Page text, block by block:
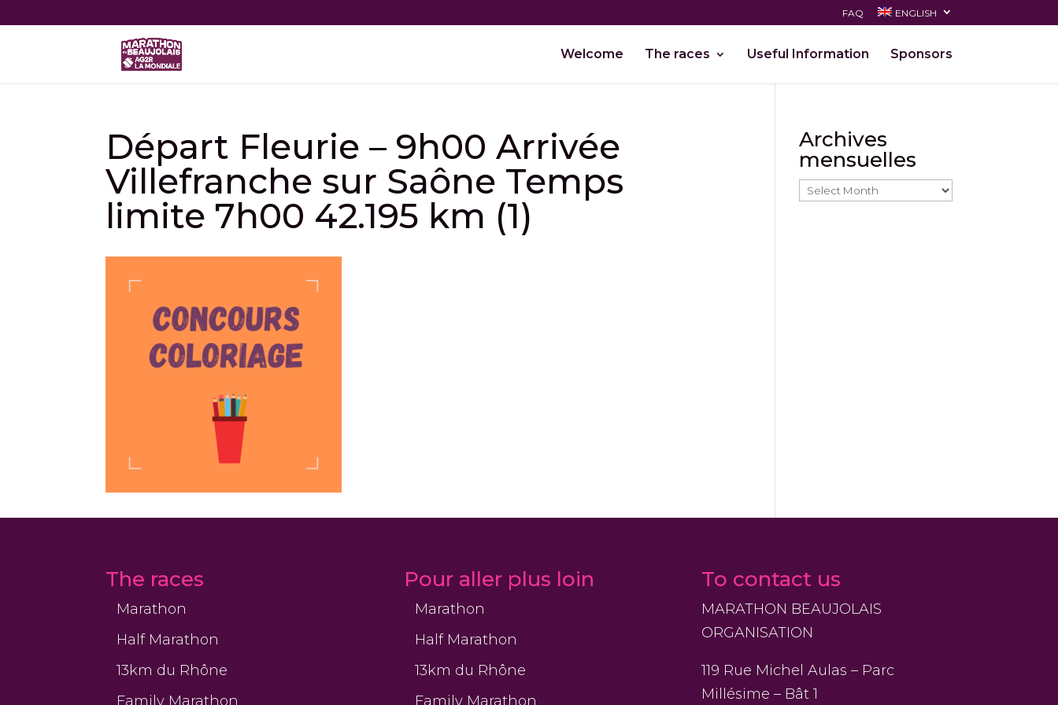
FAQ ENGLISH
Welcome The races Useful Information Sponsors
Départ Fleurie – 9h00 Arrivée
Villefranche sur Saône Temps
limite 7h00 42.195 km (1)
Archives
mensuelles
Archives
The races
Marathon
Half Marathon
13km du Rhône
Family Marathon
Pour aller plus loin
Marathon
Half Marathon
13km du Rhône
Family Marathon
To contact us
MARATHON BEAUJOLAIS
ORGANISATION
119 Rue Michel Aulas – Parc
Millésime – Bât 1